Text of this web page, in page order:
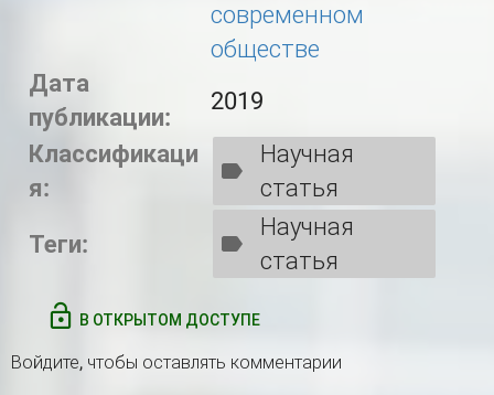
современном
обществе
Дата
публикации:
2019
Классификаци
я:
Научная
статья
Теги:
Научная
статья
В ОТКРЫТОМ ДОСТУПЕ
Войдите, чтобы оставлять комментарии